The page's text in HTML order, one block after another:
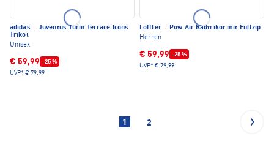
adidas · Juventus Turin Terrace Icons
Trikot
Unisex
€ 59,99 -25 %
UVP* € 79,99
Löffler · Pow Air Radtrikot mit Fullzip
Herren
€ 59,99 -25 %
UVP* € 79,99
1 2